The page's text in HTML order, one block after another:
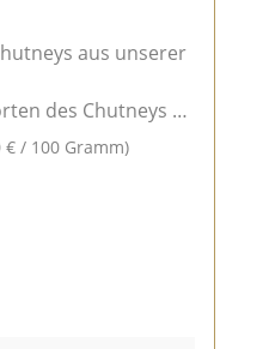
aus unserer
des Chutneys w
Rezept in
mal unseren Mei
Leberwurst o
€ / 100 Gramm)